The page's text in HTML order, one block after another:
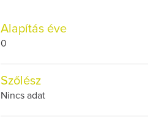
Alapítás éve
0
Szőlész
Nincs adat